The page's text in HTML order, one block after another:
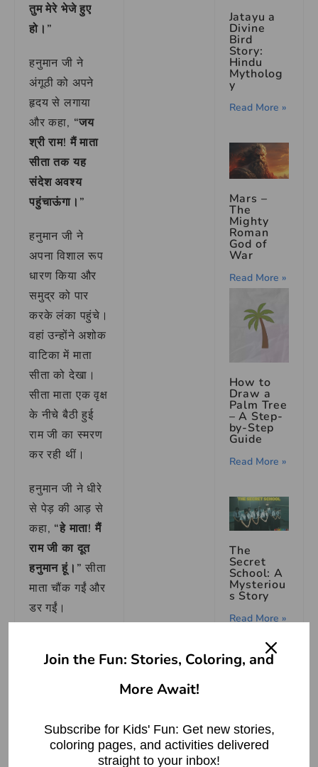
तुम मेरे भेजे हुए
हो।”
हनुमान जी ने
अंगूठी को अपने
हृदय से लगाया
और कहा, “जय
श्री राम! मैं माता
सीता तक यह
संदेश अवश्य
पहुंचाऊंगा।”
हनुमान जी ने
अपना विशाल रूप
धारण किया और
समुद्र को पार
करके लंका पहुंचे।
वहां उन्होंने अशोक
वाटिका में माता
सीता को देखा।
सीता माता एक वृक्ष
के नीचे बैठी हुई
राम जी का स्मरण
कर रही थीं।
हनुमान जी ने धीरे
से पेड़ की आड़ से
कहा, “हे माता! मैं
राम जी का दूत
हनुमान हूं।” सीता
माता चौंक गईं और
डर गईं।
यहां आए हो?”
हनुमान जी ने
विनम्रता से कहा,
Jatayu a
Divine
Bird
Story:
Hindu
Mytholog
y
Read More »
Mars –
The
Mighty
Roman
God of
War
Read More »
How to
Draw a
Palm Tree
– A Step-
by-Step
Guide
Read More »
The
Secret
School: A
Mysteriou
s Story
Read More »
आँखें चुराना
मुहावरे का
चुराना’
Read More »
Join the Fun: Stories, Coloring, and
More Await!
Subscribe for Kids' Fun: Get new stories,
coloring pages, and activities delivered
straight to your inbox!